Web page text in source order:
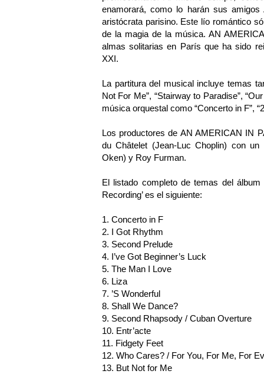
enamorará, como lo harán sus
aristócrata parisino. Este lío romántico
de la magia de la música. AN
almas solitarias en París que ha sido
XXI.
La partitura del musical incluye temas
Not For Me”, “Stairway to Paradise”,
música orquestal como “Concerto in F”,
Los productores de AN AMERICAN IN
du Châtelet (Jean-Luc Choplin) con
Oken) y Roy Furman.
El listado completo de temas del
Recording’ es el siguiente:
1. Concerto in F
2. I Got Rhythm
3. Second Prelude
4. I’ve Got Beginner’s Luck
5. The Man I Love
6. Liza
7. ’S Wonderful
8. Shall We Dance?
9. Second Rhapsody / Cuban Overture
10. Entr’acte
11. Fidgety Feet
12. Who Cares? / For You, For Me, For
13. But Not for Me